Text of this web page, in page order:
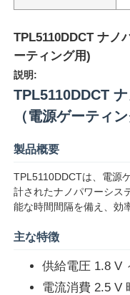
TPL5110DDCT ナノ
ーティング用)
説明:
TPL5110DDCT
（電源ゲーティン
製品概要
TPL5110DDCTは、電源
計されたナノパワーシス
能な時間間隔を備え、効
主な特徴
供給電圧 1.8 V
電流消費 2.5 V